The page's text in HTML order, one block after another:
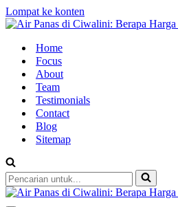
Lompat ke konten
Home
Focus
About
Team
Testimonials
Contact
Blog
Sitemap
Pencarian
untuk...